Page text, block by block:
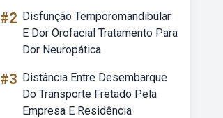
#2 Disfunção Temporomandibular
E Dor Orofacial Tratamento Para
Dor Neuropática
#3 Distância Entre Desembarque
Do Transporte Fretado Pela
Empresa E Residência